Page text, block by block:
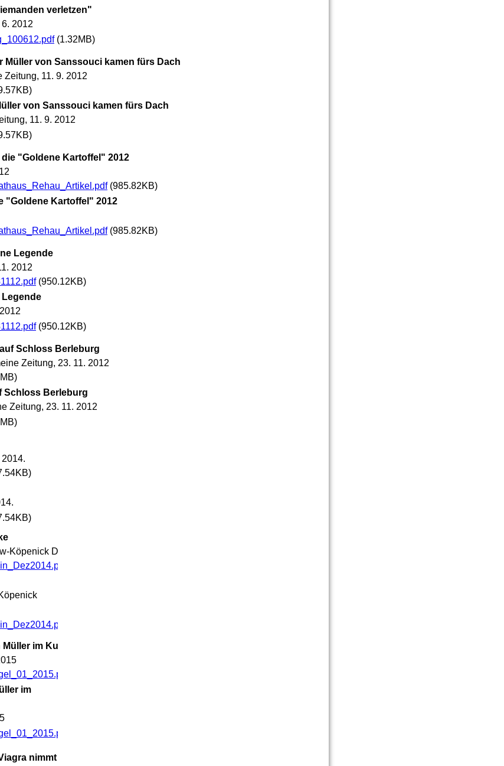
verletzen"
2012
(1.32MB)
Müller von Sanssouci kamen fürs Dach
Zeitung, 11. 9. 2012
von Sanssouci kamen fürs Dach
11. 9. 2012
die "Goldene Kartoffel" 2012
(985.82KB)
"Goldene Kartoffel" 2012
(985.82KB)
Legende
2012
(950.12KB)
(950.12KB)
Schloss Berleburg
Zeitung, 23. 11. 2012
Schloss Berleburg
Zeitung, 23. 11. 2012
Köpenick Dez. 2014
im Kunstspeicher
im
nimmt